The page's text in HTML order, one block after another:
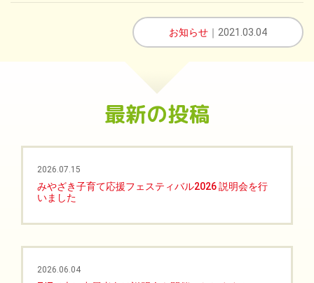
お知らせ ｜2021.03.04
最新の投稿
2026.07.15
みやざき子育て応援フェスティバル2026 説明会を行
いました
2026.06.04